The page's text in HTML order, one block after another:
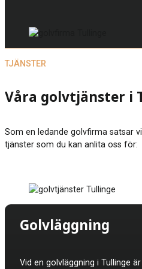
Våra golvtjänster i
Som en ledande golvfirma satsar
tjänster som du kan anlita oss för:
TJÄNSTER
Golvläggning
Vid en golvläggning i Tullinge